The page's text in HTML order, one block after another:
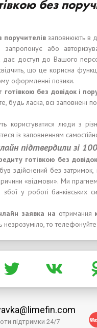
без
поручителівзаповнюють в
або
дає доступ до Вашого
що це корисна
оформленні позики.
готівкою без довідок і
будь ласка, всі
люди з
із заповненням
підтвердили зі
готівкою без
здійснений без
«відмови». Ми
у роботі банківських
заявка на отримання
то
підтримки 24/7